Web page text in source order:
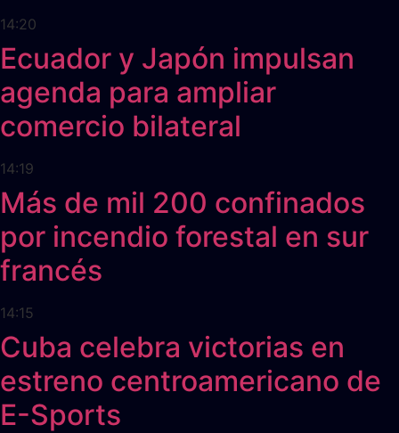
14:20
Ecuador y Japón impulsan
agenda para ampliar
comercio bilateral
14:19
Más de mil 200 confinados
por incendio forestal en sur
francés
14:15
Cuba celebra victorias en
estreno centroamericano de
E-Sports